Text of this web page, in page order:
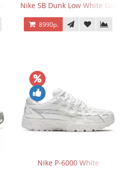
Valentine's Day
Nike SB Dunk Low White Gum
8990р.
Nike P-6000 White